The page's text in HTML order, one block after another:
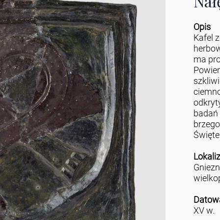
Opis
Kafel
ma
XV w.